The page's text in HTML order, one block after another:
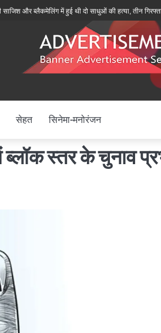
ब्लैकमेलिंग में हुई थी दो साधुओं की हत्या, तीन गिरफ्तार
सेहत सिनेमा-मनोरंजन
स्तर के चुनाव